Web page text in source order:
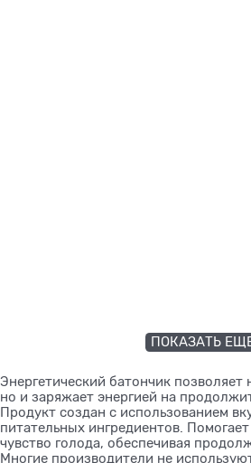
ПОКАЗАТЬ
Энергетический батончик позволяет
но и заряжает энергией на
Продукт создан с использованием
питательных ингредиентов.
чувство голода, обеспечивая
Многие производители не